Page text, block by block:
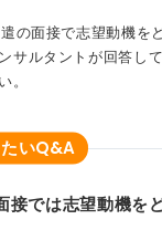
の面接で志望動機を
サルタントが回答し
。
いQ&A
接では志望動機を